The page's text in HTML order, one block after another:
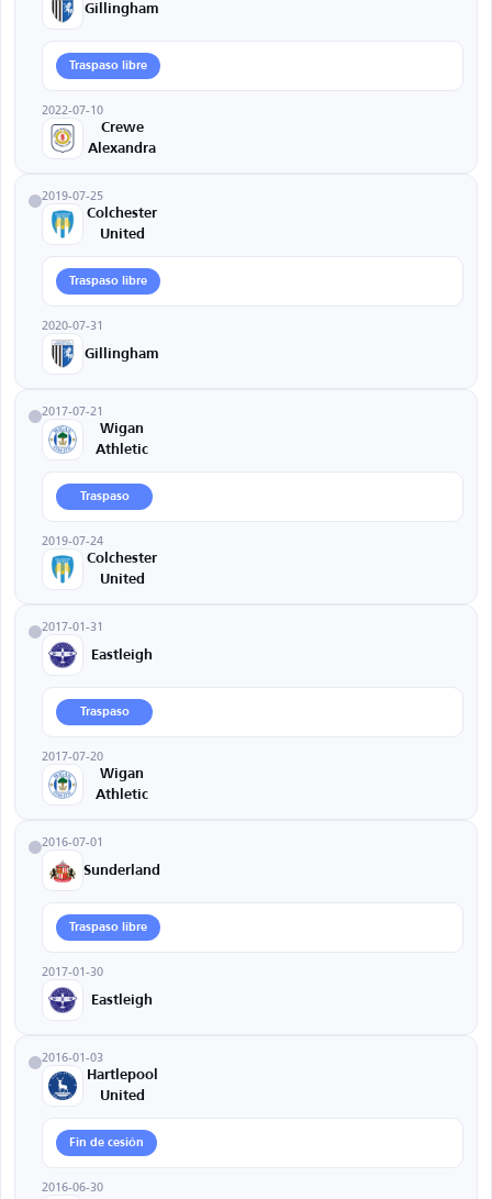
Gillingham
Traspaso libre
2022-07-10
Crewe
Alexandra
2019-07-25
Colchester
United
Traspaso libre
2020-07-31
Gillingham
2017-07-21
Wigan
Athletic
Traspaso
2019-07-24
Colchester
United
2017-01-31
Eastleigh
Traspaso
2017-07-20
Wigan
Athletic
2016-07-01
Sunderland
Traspaso libre
2017-01-30
Eastleigh
2016-01-03
Hartlepool
United
Fin de cesión
2016-06-30